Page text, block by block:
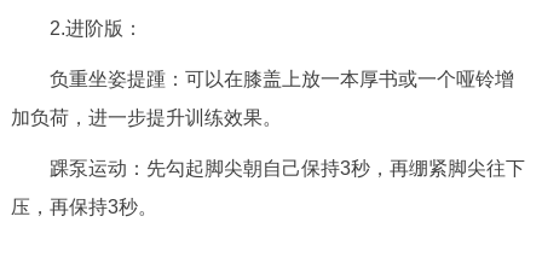
2.进阶版：
负重坐姿提踵：可以在膝盖上放一本厚书或一个哑铃增
加负荷，进一步提升训练效果。
踝泵运动：先勾起脚尖朝自己保持3秒，再绷紧脚尖往下
压，再保持3秒。